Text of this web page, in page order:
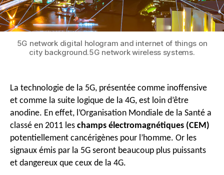
5G network digital hologram and internet of things on
city background.5G network wireless systems.
La technologie de la 5G, présentée comme inoffensive
et comme la suite logique de la 4G, est loin d’être
anodine. En effet, l’Organisation Mondiale de la Santé a
classé en 2011 les champs électromagnétiques (CEM)
potentiellement cancérigènes pour l’homme. Or les
signaux émis par la 5G seront beaucoup plus puissants
et dangereux que ceux de la 4G.